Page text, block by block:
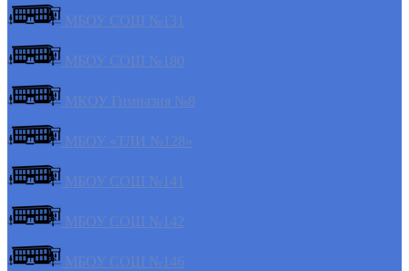
МБОУ СОШ №131
МБОУ СОШ №180
МКОУ Гимназия №8
МБОУ «ТЛИ №128»
МБОУ СОШ №141
МБОУ СОШ №142
МБОУ СОШ №146